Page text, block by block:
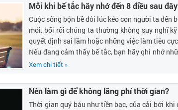
Mỗi khi bế tắc hãy nhớ đến 8 điều sau đây
Cuộc sống bộn bề đôi lúc kéo con người ta đến
mỏi, bối rối chúng ta thường không suy nghĩ
quyết định sai lầm hoặc những việc làm tiêu
Nếu đang cảm thấy bế tắc, bạn hãy ghi nhớ
suy nghĩ tích cực hơn.
Xem chi tiết »
Nên làm gì để không lãng phí thời gian?
Thời gian quý báu như tiền bạc, của cải bới